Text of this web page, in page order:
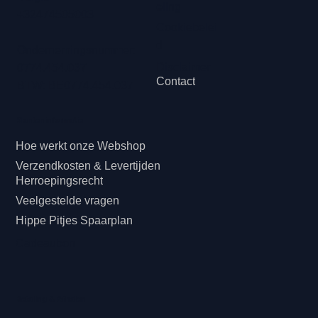
Hoe werkt onze Webshop
Veelgestelde vragen
Verzendkosten & Levertijden
Herroepingsrecht
Hippe Pitjes Spaarplan
Contact